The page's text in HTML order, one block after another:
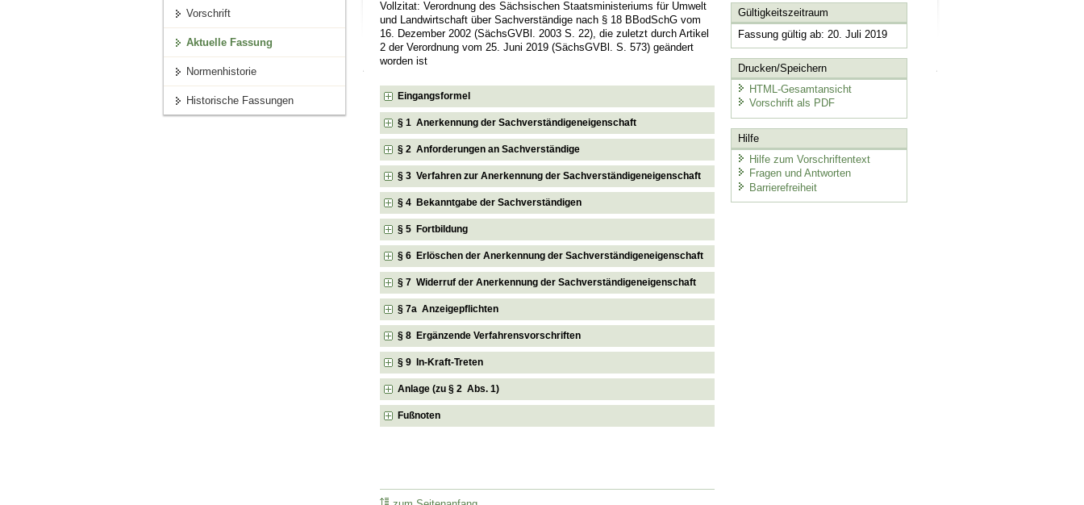
Vorschrift
Aktuelle Fassung
Normenhistorie
Historische Fassungen
Vollzitat: Verordnung des Sächsischen Staatsministeriums für Umwelt
und Landwirtschaft über Sachverständige nach § 18 BBodSchG vom
16. Dezember 2002 (SächsGVBl. 2003 S. 22), die zuletzt durch Artikel
2 der Verordnung vom 25. Juni 2019 (SächsGVBl. S. 573) geändert
worden ist
Eingangsformel
§ 1 Anerkennung der Sachverständigeneigenschaft
§ 2 Anforderungen an Sachverständige
§ 3 Verfahren zur Anerkennung der Sachverständigeneigenschaft
§ 4 Bekanntgabe der Sachverständigen
§ 5 Fortbildung
§ 6 Erlöschen der Anerkennung der Sachverständigeneigenschaft
§ 7 Widerruf der Anerkennung der Sachverständigeneigenschaft
§ 7a Anzeigepflichten
§ 8 Ergänzende Verfahrensvorschriften
§ 9 In-Kraft-Treten
Anlage (zu § 2 Abs. 1)
Fußnoten
Gültigkeitszeitraum
Fassung gültig ab: 20. Juli 2019
Drucken/Speichern
HTML-Gesamtansicht
Vorschrift als PDF
Hilfe
Hilfe zum Vorschriftentext
Fragen und Antworten
Barrierefreiheit